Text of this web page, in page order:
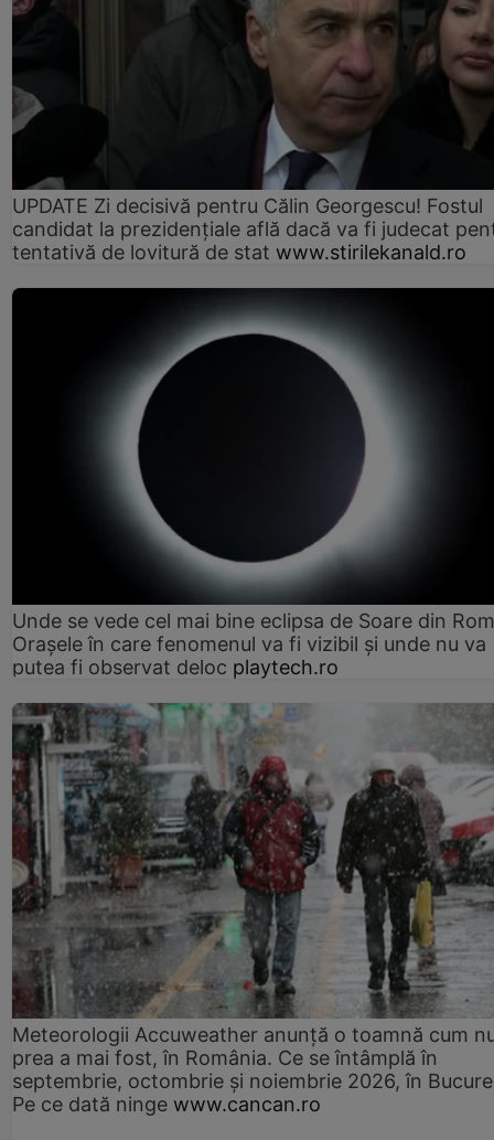
UPDATE Zi decisivă pentru Călin Georgescu! Fostul
candidat la prezidențiale află dacă va fi judecat
tentativă de lovitură de stat www.stirilekanald.ro
Unde se vede cel mai bine eclipsa de Soare din
Orașele în care fenomenul va fi vizibil și unde nu va
putea fi observat deloc playtech.ro
Meteorologii Accuweather anunță o toamnă cum
prea a mai fost, în România. Ce se întâmplă în
septembrie, octombrie și noiembrie 2026, în
Pe ce dată ninge www.cancan.ro